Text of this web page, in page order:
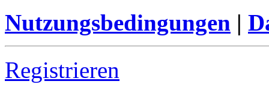
Nutzungsbedingungen |
Registrieren